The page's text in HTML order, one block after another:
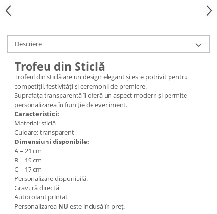
Descriere
Trofeu din Sticlă
Trofeul din sticlă are un design elegant și este potrivit pentru
competiții, festivități și ceremonii de premiere.
Suprafața transparentă îi oferă un aspect modern și permite
personalizarea în funcție de eveniment.
Caracteristici:
Material: sticlă
Culoare: transparent
Dimensiuni disponibile:
A – 21 cm
B – 19 cm
C – 17 cm
Personalizare disponibilă:
Gravură directă
Autocolant printat
Personalizarea NU este inclusă în preț.